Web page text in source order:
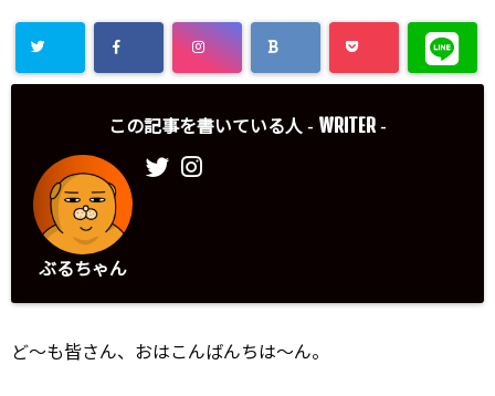
この記事を書いている人 - WRITER -
ぶるちゃん
ど～も皆さん、おはこんばんちは～ん。